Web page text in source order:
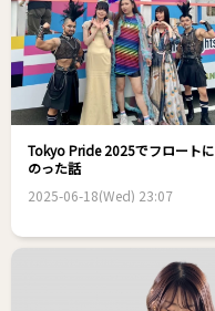
Tokyo Pride 2025でフロートに
のった話
2025-06-18(Wed) 23:07